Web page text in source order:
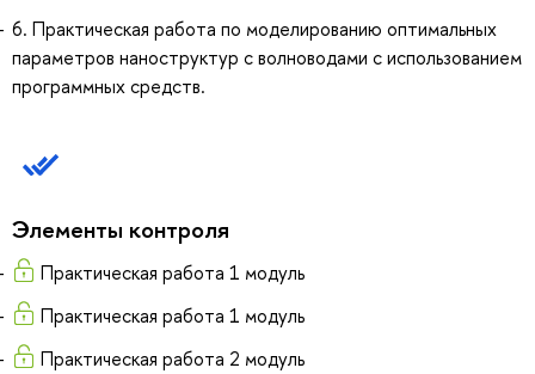
6. Практическая работа по моделированию оптимальных
параметров наноструктур с волноводами с использованием
программных средств.
Элементы контроля
Практическая работа 1 модуль
Практическая работа 1 модуль
Практическая работа 2 модуль